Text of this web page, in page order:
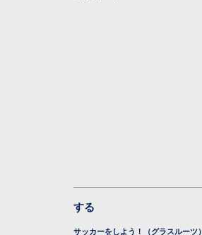
する
サッカーをしよう！（グラスルーツ）